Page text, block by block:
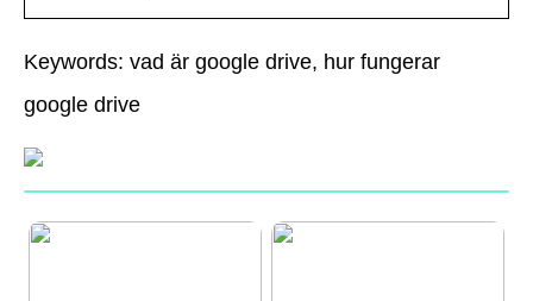
Keywords: vad är google drive, hur fungerar
google drive